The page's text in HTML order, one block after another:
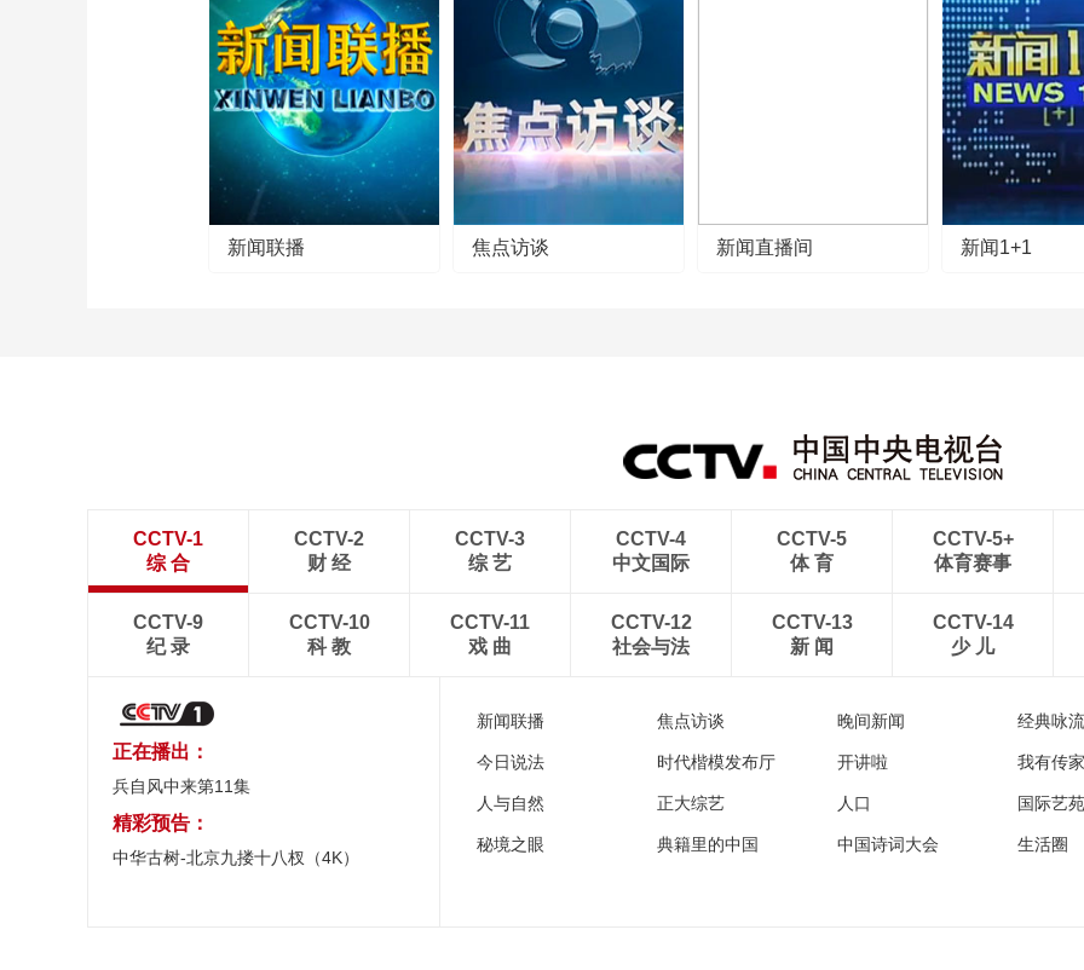
新闻联播 焦点访谈 新闻直播间 新闻1+1
CCTV-1
综 合
CCTV-2
财 经
CCTV-3
综 艺
CCTV-4
中文国际
CCTV-5
体 育
CCTV-5+
体育赛事
CCTV-9
纪 录
CCTV-10
科 教
CCTV-11
戏 曲
CCTV-12
社会与法
CCTV-13
新 闻
CCTV-14
少 儿
正在播出：
兵自风中来第11集
精彩预告：
中华古树-北京九搂十八杈（4K）
新闻联播 焦点访谈 晚间新闻 经典咏
今日说法 时代楷模发布厅 开讲啦 我有传
人与自然 正大综艺 人口 国际艺苑
秘境之眼 典籍里的中国 中国诗词大会 生活圈